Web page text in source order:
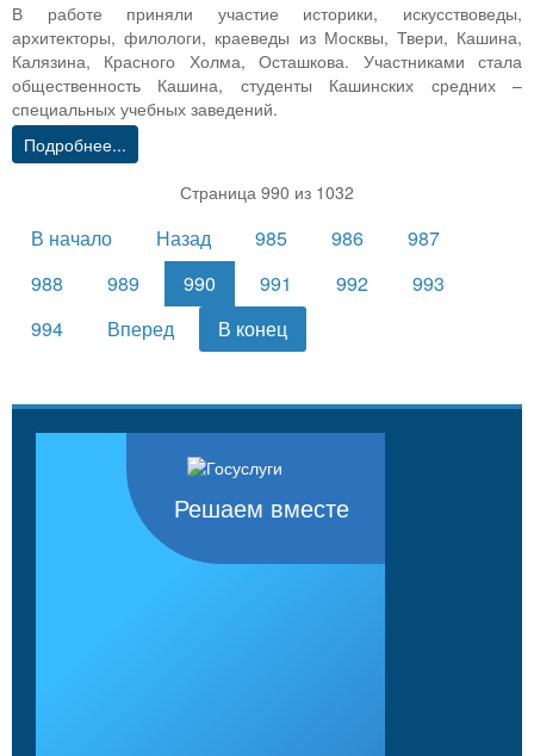
В работе приняли участие историки, искусствоведы,
архитекторы, филологи, краеведы из Москвы, Твери, Кашина,
Калязина, Красного Холма, Осташкова. Участниками стала
общественность Кашина, студенты Кашинских средних –
специальных учебных заведений.
Подробнее...
Страница 990 из 1032
В начало Назад 985 986
987
988
989 990 991 992
993
994
Вперед В конец
Решаем вместе